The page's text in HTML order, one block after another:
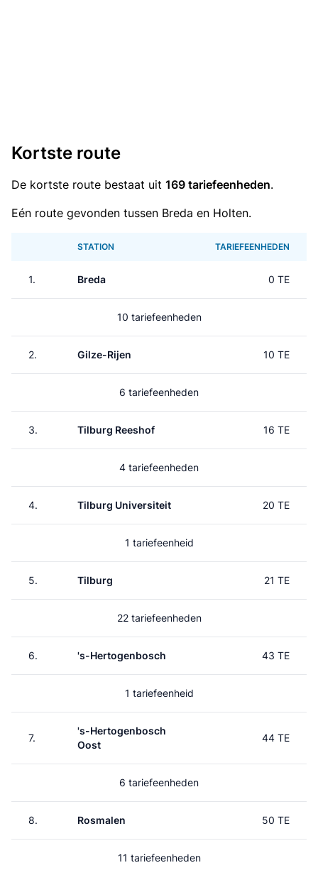
Kortste route
De kortste route bestaat uit 169 tariefeenheden.
Eén route gevonden tussen Breda en Holten.
STATION TARIEFEENHEDEN
1. Breda 0 TE
10 tariefeenheden
2. Gilze-Rijen 10 TE
6 tariefeenheden
3. Tilburg Reeshof 16 TE
4 tariefeenheden
4. Tilburg Universiteit 20 TE
1 tariefeenheid
5. Tilburg 21 TE
22 tariefeenheden
6. 's-Hertogenbosch 43 TE
1 tariefeenheid
7.
's-Hertogenbosch
Oost
44 TE
6 tariefeenheden
8. Rosmalen 50 TE
11 tariefeenheden